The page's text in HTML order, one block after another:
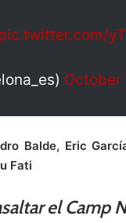
October
Balde, Eric
Fati
el Camp